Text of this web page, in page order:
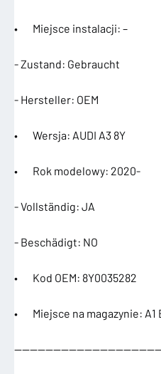
• Miejsce instalacji: –
- Zustand: Gebraucht
- Hersteller: OEM
• Wersja: AUDI A3 8Y
• Rok modelowy: 2020-
- Vollständig: JA
- Beschädigt: NO
• Kod OEM: 8Y0035282
• Miejsce na magazynie: A1